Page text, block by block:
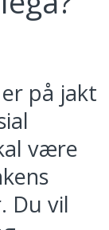
på jakt
være
Du vil